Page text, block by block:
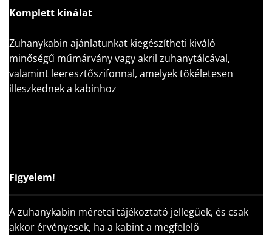
Komplett kínálat
Zuhanykabin ajánlatunkat kiegészítheti kiváló
minőségű műmárvány vagy akril zuhanytálcával,
valamint leeresztőszifonnal, amelyek tökéletesen
illeszkednek a kabinhoz
Figyelem!
A zuhanykabin méretei tájékoztató jellegűek, és csak
akkor érvényesek, ha a kabint a megfelelő